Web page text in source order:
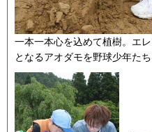
一本一本心を込めて植樹。エ
となるアオダモを野球少年たち